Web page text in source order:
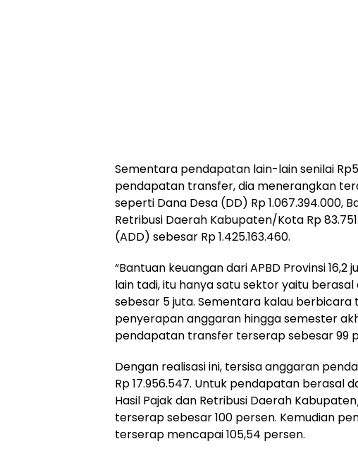
Sementara pendapatan lain-lain senilai
pendapatan transfer, dia menerangkan
seperti Dana Desa (DD) Rp 1.067.394.000,
Retribusi Daerah Kabupaten/Kota Rp
(ADD) sebesar Rp 1.425.163.460.
“Bantuan keuangan dari APBD Provinsi 16,2
lain tadi, itu hanya satu sektor yaitu
sebesar 5 juta. Sementara kalau
penyerapan anggaran hingga semester
pendapatan transfer terserap sebesar 99
Dengan realisasi ini, tersisa anggaran
Rp 17.956.547. Untuk pendapatan berasal
Hasil Pajak dan Retribusi Daerah
terserap sebesar 100 persen. Kemudian
terserap mencapai 105,54 persen.